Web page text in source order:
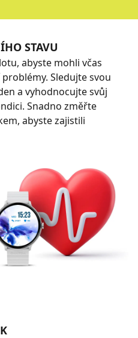
STAVU
abyste mohli včas
Sledujte svou
a vyhodnocujte svůj
Snadno změřte
abyste zajistili